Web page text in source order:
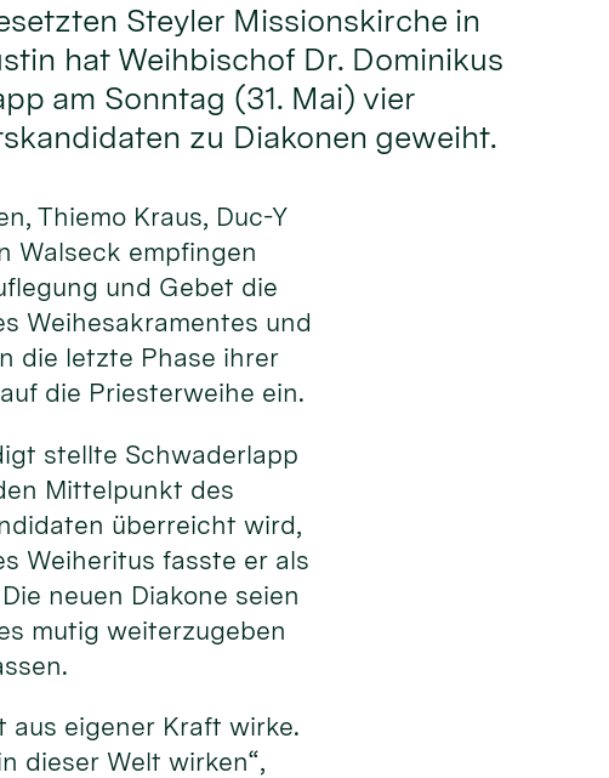
Steyler Missionskirche in
hat Weihbischof Dr. Dominikus
am Sonntag (31. Mai) vier
zu Diakonen geweiht.
Thiemo Kraus, Duc-Y
Walseck empfingen
und Gebet die
Weihesakramentes und
die letzte Phase ihrer
die Priesterweihe ein.
stellte Schwaderlapp
Mittelpunkt des
überreicht wird,
Weiheritus fasste er als
neuen Diakone seien
mutig weiterzugeben
aus eigener Kraft wirke.
dieser Welt wirken“,